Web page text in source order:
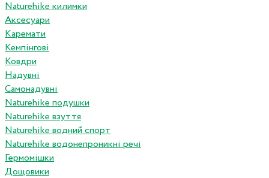
Naturehike килимки
Аксесуари
Каремати
Кемпінгові
Ковдри
Надувні
Самонадувні
Naturehike подушки
Naturehike взуття
Naturehike водний спорт
Naturehike водонепроникні речі
Гермомішки
Дощовики